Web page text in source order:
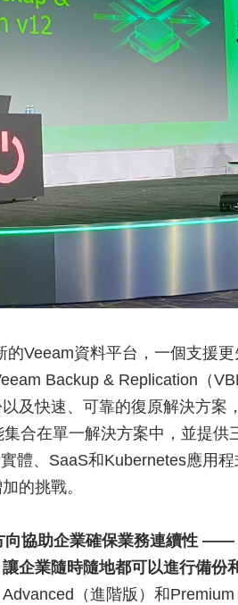
的Veeam資料平台，一個支援
Backup & Replication（
及快速、可靠的復原解決方案
合在單一解決方案中，並提
體、SaaS和Kubernetes應用
的挑戰。
向協助企業確保業務連續性 ——
企業隨時隨地都可以進行備份
（進階版）和